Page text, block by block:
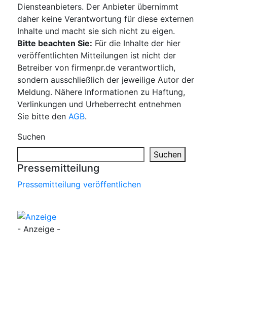
Diensteanbieters. Der Anbieter übernimmt
daher keine Verantwortung für diese externen
Inhalte und macht sie sich nicht zu eigen.
Bitte beachten Sie: Für die Inhalte der hier
veröffentlichten Mitteilungen ist nicht der
Betreiber von firmenpr.de verantwortlich,
sondern ausschließlich der jeweilige Autor der
Meldung. Nähere Informationen zu Haftung,
Verlinkungen und Urheberrecht entnehmen
Sie bitte den AGB.
Suchen
Suchen
Pressemitteilung
Pressemitteilung veröffentlichen
- Anzeige -